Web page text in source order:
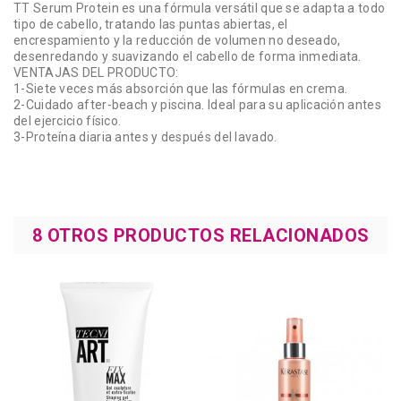
TT Serum Protein es una fórmula versátil que se adapta a todo
tipo de cabello, tratando las puntas abiertas, el
encrespamiento y la reducción de volumen no deseado,
desenredando y suavizando el cabello de forma inmediata.
VENTAJAS DEL PRODUCTO:
1-Siete veces más absorción que las fórmulas en crema.
2-Cuidado after-beach y piscina. Ideal para su aplicación antes
del ejercicio físico.
3-Proteína diaria antes y después del lavado.
8 OTROS PRODUCTOS RELACIONADOS